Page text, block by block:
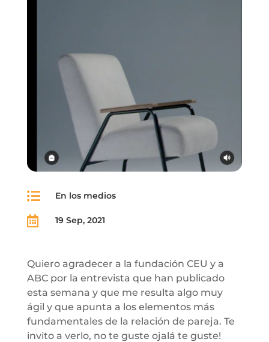
 En los medios
 19 Sep, 2021
Quiero agradecer a la fundación CEU y a
ABC por la entrevista que han publicado
esta semana y que me resulta algo muy
ágil y que apunta a los elementos más
fundamentales de la relación de pareja. Te
invito a verlo, no te guste ojalá te guste!